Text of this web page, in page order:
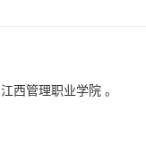
江西管理职业学院 。